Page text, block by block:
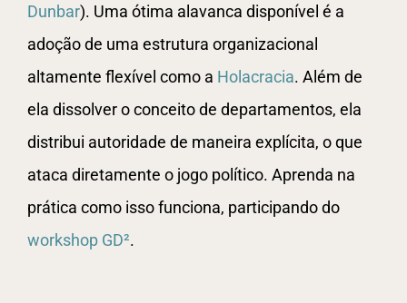
Dunbar). Uma ótima alavanca disponível é a
adoção de uma estrutura organizacional
altamente flexível como a Holacracia. Além de
ela dissolver o conceito de departamentos, ela
distribui autoridade de maneira explícita, o que
ataca diretamente o jogo político. Aprenda na
prática como isso funciona, participando do
workshop GD².